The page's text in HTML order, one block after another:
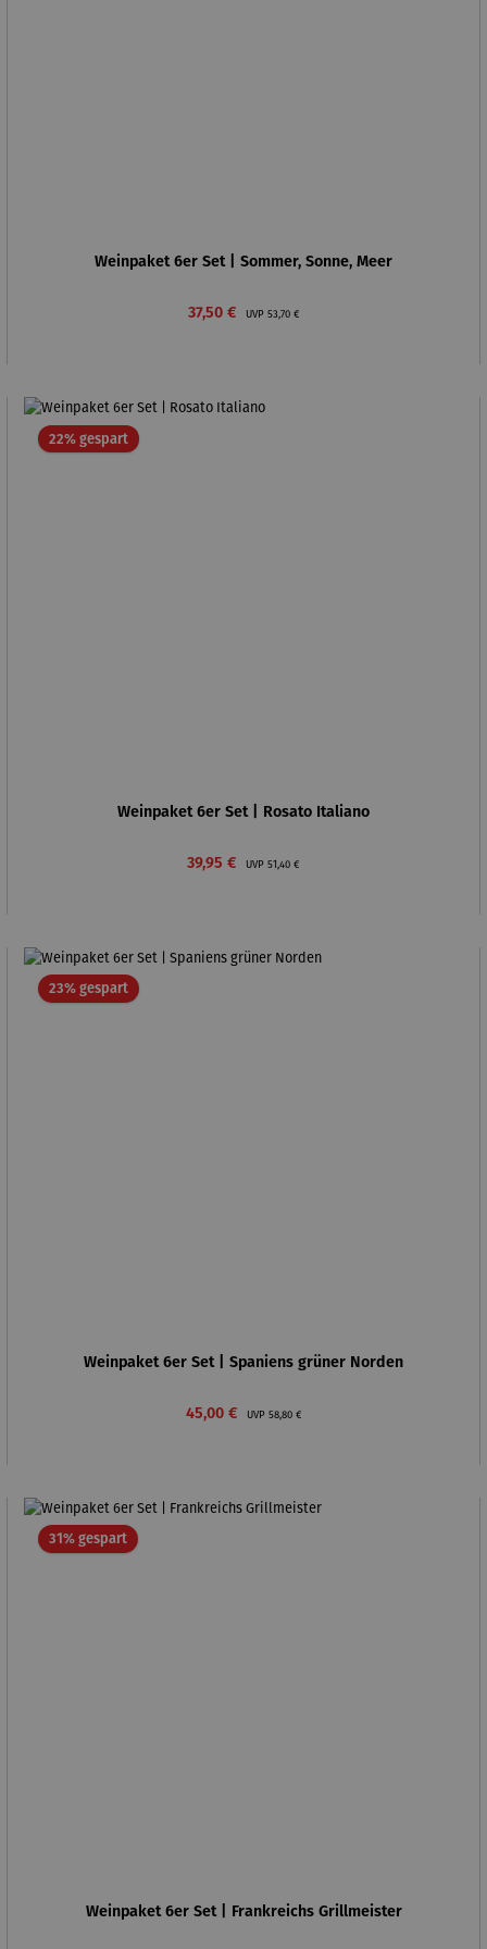
Weinpaket 6er Set | Sommer, Sonne, Meer
Verkaufspreis:
37,50 € UVP Regulärer Preis:
53,70 €
22% gespartRabatt
Weinpaket 6er Set | Rosato Italiano
Verkaufspreis:
39,95 € UVP Regulärer Preis:
51,40 €
23% gespartRabatt
Weinpaket 6er Set | Spaniens grüner Norden
Verkaufspreis:
45,00 € UVP Regulärer Preis:
58,80 €
31% gespartRabatt
Weinpaket 6er Set | Frankreichs Grillmeister